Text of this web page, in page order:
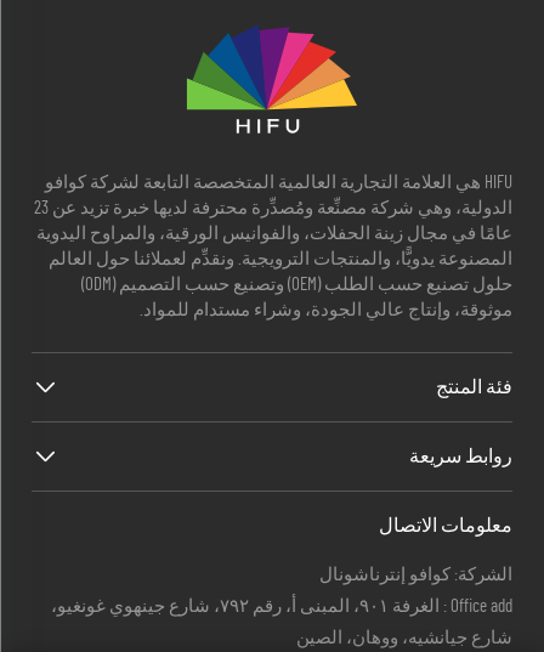
HIFU هي العلامة التجارية العالمية المتخصصة التابعة لشركة كوافو
الدولية، وهي شركة مصنِّعة ومُصدِّرة محترفة لديها خبرة تزيد عن 23
عامًا في مجال زينة الحفلات، والفوانيس الورقية، والمراوح اليدوية
المصنوعة يدويًّا، والمنتجات الترويجية. ونقدِّم لعملائنا حول العالم
حلول تصنيع حسب الطلب (OEM) وتصنيع حسب التصميم (ODM)
موثوقة، وإنتاج عالي الجودة، وشراء مستدام للمواد.
فئة المنتج
روابط سريعة
معلومات الاتصال
الشركة: كوافو إنترناشونال
Office add : الغرفة ٩٠١، المبنى أ، رقم ٧٩٢، شارع جينهوي غونغيو،
شارع جيانشيه، ووهان، الصين